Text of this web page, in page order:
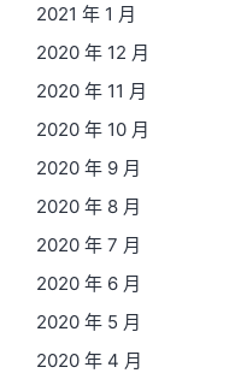
2021 年 1 月
2020 年 12 月
2020 年 11 月
2020 年 10 月
2020 年 9 月
2020 年 8 月
2020 年 7 月
2020 年 6 月
2020 年 5 月
2020 年 4 月